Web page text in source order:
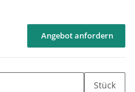
Angebot anfordern
Stück